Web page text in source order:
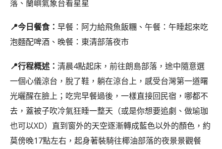
落、蘭嶼氣象台看星星
📍今日餐食： 早餐：阿力給飛魚飯糰、午餐：午睡起來吃
泡麵配啤酒、晚餐：東清部落夜市
📍行程概述： 清晨4點起床，前往朗島部落，途中隨意選
一個心儀涼台，脫了鞋，躺在涼台上，感受台灣第一道曙
光曬醒在臉上；吃完早餐過後，一樣直接回民宿，哪都不
去，蓋被子吹冷氣狂睡一整天（或是你想要追劇、做瑜珈
也可以XD）直到窗外的天空逐漸轉成藍色以外的顏色，約
莫傍晚17點左右，起身著裝騎往椰油部落的夜景景觀餐